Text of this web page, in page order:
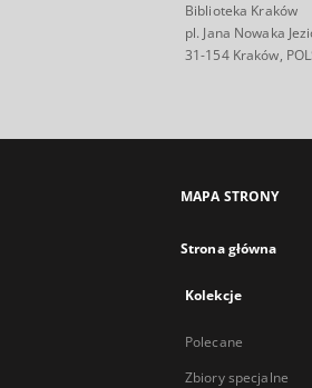
Biblioteka Kraków
pl. Jana Nowaka
31-154 Kraków,
MAPA STRONY
Strona główna
Kolekcje
Polecane
Zbiory specjalne